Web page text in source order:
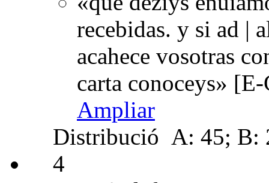
recebidas. y si ad |
acahece vosotras
carta conoceys»
Ampliar
Distribució A: 45; B:
4